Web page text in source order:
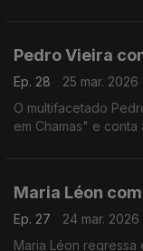
Pedro Vieira
Ep. 28
25 mar. 2026
O multifacetado
em Chamas" e
Maria Léon
Ep. 27
24 mar. 2026
Maria Léon